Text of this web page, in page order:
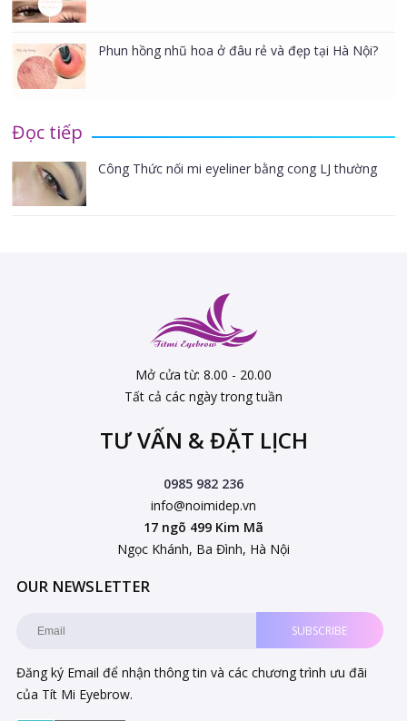
Phun hồng nhũ hoa ở đâu rẻ và đẹp tại Hà Nội?
Đọc tiếp
Công Thức nối mi eyeliner bằng cong LJ thường
Mở cửa từ: 8.00 - 20.00
Tất cả các ngày trong tuần
TƯ VẤN & ĐẶT LỊCH
0985 982 236
info@noimidep.vn
17 ngõ 499 Kim Mã
Ngọc Khánh, Ba Đình, Hà Nội
OUR NEWSLETTER
SUBSCRIBE
Đăng ký Email để nhận thông tin và các chương trình ưu đãi
của Tít Mi Eyebrow.